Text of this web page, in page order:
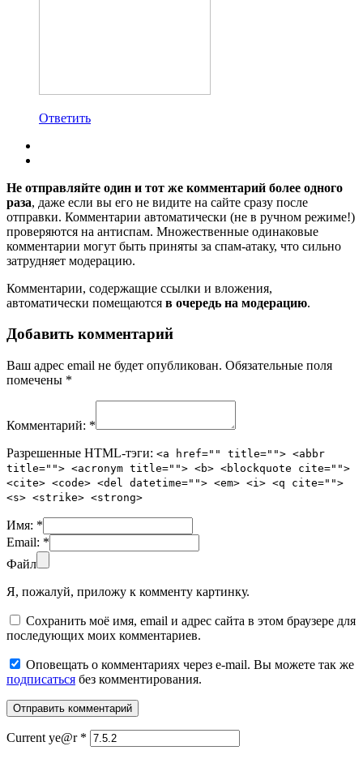
Ответить
Не отправляйте один и тот же комментарий более одного
раза, даже если вы его не видите на сайте сразу после
отправки. Комментарии автоматически (не в ручном режиме!)
проверяются на антиспам. Множественные одинаковые
комментарии могут быть приняты за спам-атаку, что сильно
затрудняет модерацию.
Комментарии, содержащие ссылки и вложения,
автоматически помещаются в очередь на модерацию.
Добавить комментарий
Ваш адрес email не будет опубликован. Обязательные поля
помечены *
Комментарий: *
Разрешенные HTML-тэги: <a href="" title=""> <abbr
title=""> <acronym title=""> <b> <blockquote cite="">
<cite> <code> <del datetime=""> <em> <i> <q cite="">
<s> <strike> <strong>
Имя: *
Email: *
Файл
Я, пожалуй, приложу к комменту картинку.
Сохранить моё имя, email и адрес сайта в этом браузере для
последующих моих комментариев.
Оповещать о комментариях через e-mail. Вы можете так же
подписаться без комментирования.
Current ye@r *